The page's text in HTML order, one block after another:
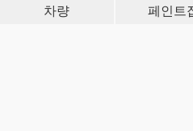
차량 페인트